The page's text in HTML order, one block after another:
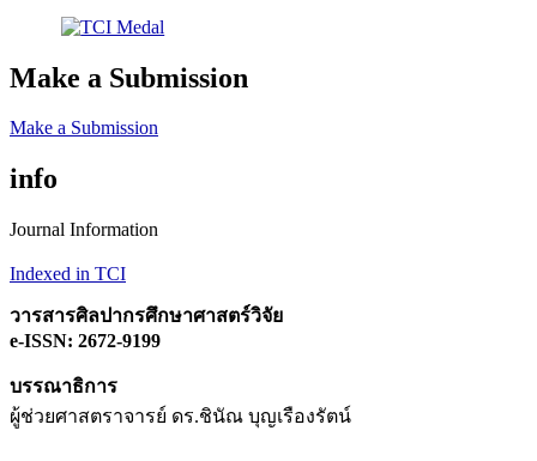
Make a Submission
Make a Submission
info
Journal Information
Indexed in TCI
วารสารศิลปากรศึกษาศาสตร์วิจัย
e-ISSN: 2672-9199
บรรณาธิการ
ผู้ช่วยศาสตราจารย์ ดร.ชินัณ บุญเรืองรัตน์